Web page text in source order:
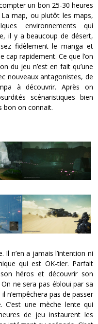
un bon 25-30 heures
map, ou plutôt les maps,
environnements qui
il y a beaucoup de désert,
fidèlement le manga et
cap rapidement. Ce que l’on
du jeu n’est en fait qu’une
nouveaux antagonistes, de
à découvrir. Après on
scénaristiques bien
bon on connait.
Il n’en a jamais l’intention ni
qui est OK-tier. Parfait
héros et découvrir son
ne sera pas ébloui par sa
n’empêchera pas de passer
une mèche lente qui
de jeu instaurent les